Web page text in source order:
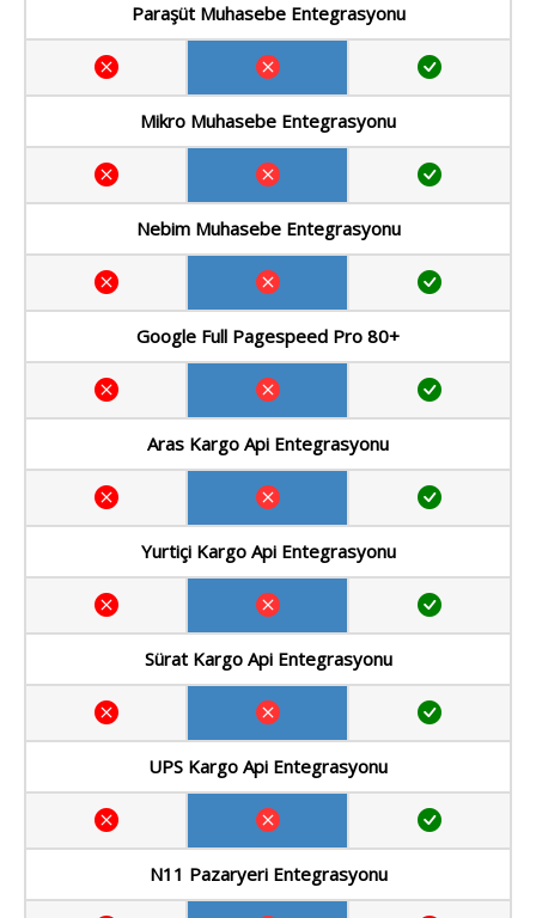
Paraşüt Muhasebe Entegrasyonu
Mikro Muhasebe Entegrasyonu
Nebim Muhasebe Entegrasyonu
Google Full Pagespeed Pro 80+
Aras Kargo Api Entegrasyonu
Yurtiçi Kargo Api Entegrasyonu
Sürat Kargo Api Entegrasyonu
UPS Kargo Api Entegrasyonu
N11 Pazaryeri Entegrasyonu